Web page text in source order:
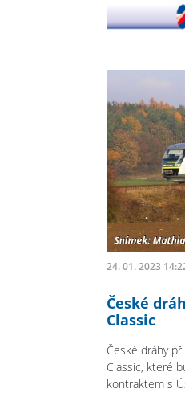
24. 01. 2023
České
Classic
České dráhy
Classic, které
kontraktem s